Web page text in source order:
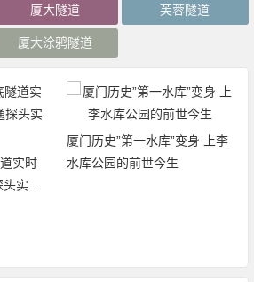
厦大隧道 芙蓉隧道
厦大涂鸦隧道
实时
实时
厦门历史”第一水库”变身 上李
水库公园的前世今生